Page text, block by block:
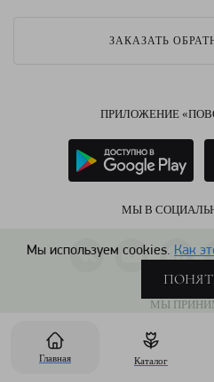
Мы используем cookies. Как
ЗАКАЗАТЬ
ПРИЛОЖЕНИЕ
МЫ В
МЫ
Главная Каталог